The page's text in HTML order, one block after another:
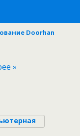
Doorhan
»